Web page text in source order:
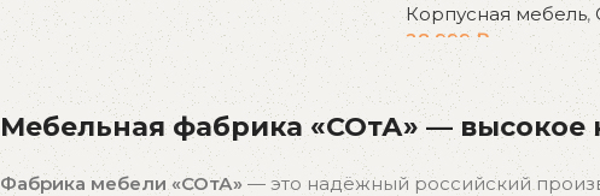
Корпусная мебель,
28 999 ₽
В корзину
Мебельная фабрика «СОтА» — высокое
Фабрика мебели «СОтА»— это надёжный российский